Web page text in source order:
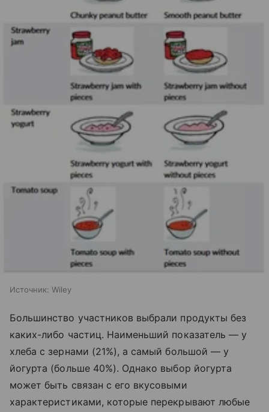
Источник: Wiley
Большинство участников выбрали продукты без
каких-либо частиц. Наименьший показатель — у
хлеба с зернами (21%), а самый большой — у
йогурта (больше 40%). Однако выбор йогурта
может быть связан с его вкусовыми
характеристиками, которые перекрывают любые